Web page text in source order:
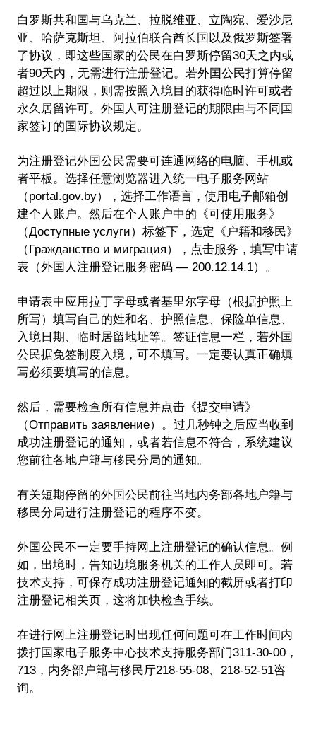
白罗斯共和国与乌克兰、拉脱维亚、立陶宛、爱沙尼
亚、哈萨克斯坦、阿拉伯联合酋长国以及俄罗斯签署
了协议，即这些国家的公民在白罗斯停留30天之内或
者90天内，无需进行注册登记。若外国公民打算停留
超过以上期限，则需按照入境目的获得临时许可或者
永久居留许可。外国人可注册登记的期限由与不同国
家签订的国际协议规定。
为注册登记外国公民需要可连通网络的电脑、手机或
者平板。选择任意浏览器进入统一电子服务网站
（portal.gov.by），选择工作语言，使用电子邮箱创
建个人账户。然后在个人账户中的《可使用服务》
（Доступные услуги）标签下，选定《户籍和移民》
（Гражданство и миграция），点击服务，填写申请
表（外国人注册登记服务密码 — 200.12.14.1）。
申请表中应用拉丁字母或者基里尔字母（根据护照上
所写）填写自己的姓和名、护照信息、保险单信息、
入境日期、临时居留地址等。签证信息一栏，若外国
公民据免签制度入境，可不填写。一定要认真正确填
写必须要填写的信息。
然后，需要检查所有信息并点击《提交申请》
（Отправить заявление）。过几秒钟之后应当收到
成功注册登记的通知，或者若信息不符合，系统建议
您前往各地户籍与移民分局的通知。
有关短期停留的外国公民前往当地内务部各地户籍与
移民分局进行注册登记的程序不变。
外国公民不一定要手持网上注册登记的确认信息。例
如，出境时，告知边境服务机关的工作人员即可。若
技术支持，可保存成功注册登记通知的截屏或者打印
注册登记相关页，这将加快检查手续。
在进行网上注册登记时出现任何问题可在工作时间内
拨打国家电子服务中心技术支持服务部门311-30-00，
713，内务部户籍与移民厅218-55-08、218-52-51咨
询。